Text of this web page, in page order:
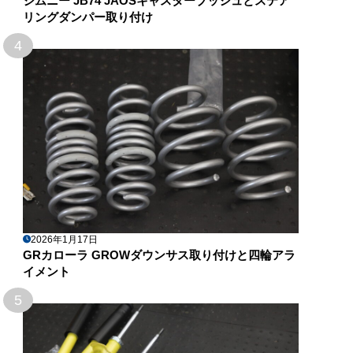
リングダンパー取り付け
4
2026年1月17日
GRカローラ GROWダウンサス取り付けと四輪アラ
イメント
5